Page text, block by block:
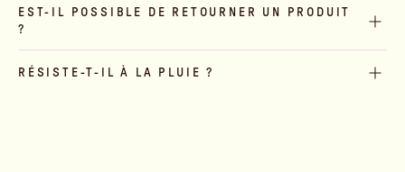
EST-IL POSSIBLE DE RETOURNER UN PRODUIT
?
RÉSISTE-T-IL À LA PLUIE ?